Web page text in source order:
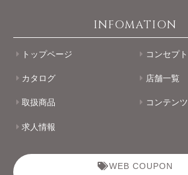
INFOMATION
トップページ コンセプト
カタログ 店舗一覧
取扱商品 コンテンツ
求人情報
WEB COUPON